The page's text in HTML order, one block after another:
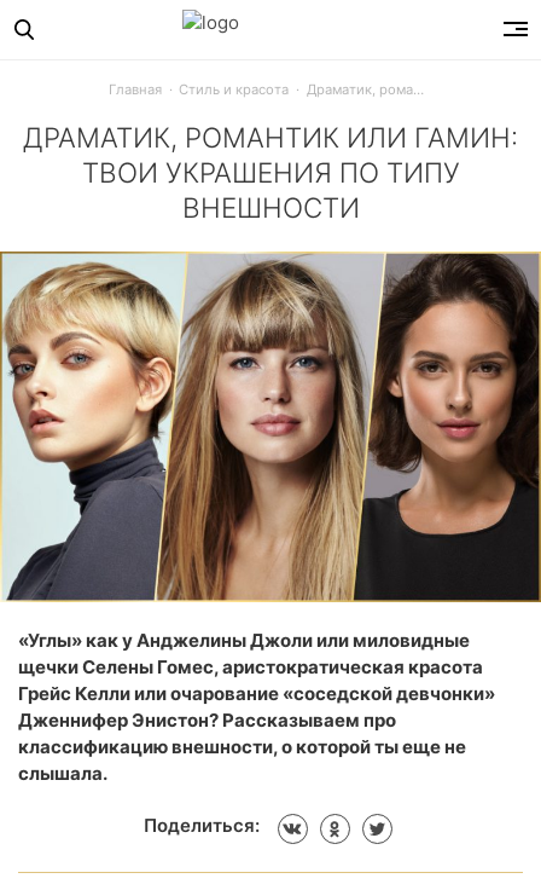
Главная Стиль и красота Драматик, романтик или гамин: твои украшения по типу внешности
ДРАМАТИК, РОМАНТИК ИЛИ ГАМИН:
ТВОИ УКРАШЕНИЯ ПО ТИПУ
ВНЕШНОСТИ
Романтик, драматик, а может, гамин? Узнай, к какому
«Углы» как у Анджелины Джоли или миловидные
щечки Селены Гомес, аристократическая красота
Грейс Келли или очарование «соседской девчонки»
Дженнифер Энистон? Рассказываем про
классификацию внешности, о которой ты еще не
слышала.
Поделиться: